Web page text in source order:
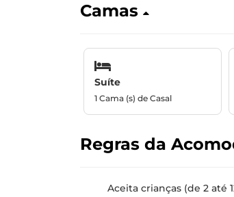
Camas
Suíte
1 Cama (s) de Casal
Regras da
Aceita crianças (de 2 até